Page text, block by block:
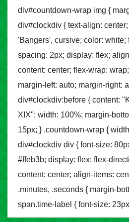
div#countdown-wrap img {
div#clockdiv { text-align:
'Bangers', cursive; color: white;
spacing: 2px; display: flex;
content: center; flex-wrap:
margin-left: auto; margin-right:
div#clockdiv:before { content:
XIX"; width: 100%; margin-
15px; } .countdown-wrap {
div#clockdiv div { font-size:
#ffeb3b; display: flex; flex-
content: center; align-items:
.minutes, .seconds { margin-
span.time-label { font-size: